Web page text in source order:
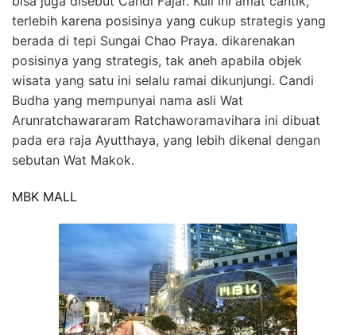
terlebih karena posisinya yang cukup strategis yang
berada di tepi Sungai Chao Praya. dikarenakan
posisinya yang strategis, tak aneh apabila objek
wisata yang satu ini selalu ramai dikunjungi. Candi
Budha yang mempunyai nama asli Wat
Arunratchawararam Ratchaworamavihara ini dibuat
pada era raja Ayutthaya, yang lebih dikenal dengan
sebutan Wat Makok.
MBK MALL